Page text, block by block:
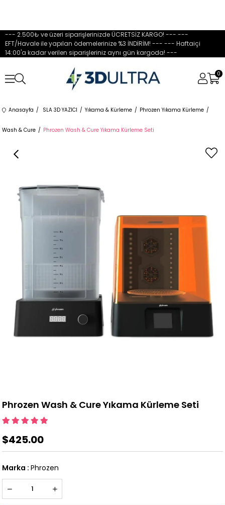
--- 2.500₺ ve üzeri siparişlerinizde ÜCRETSİZ KARGO! --- ---
EFT/Havale ile yapılan ödemelerinize %3 İNDİRİM! --- --- Haftaiçi
14:00'a kadar verilen siparişleriniz aynı gün kargoda! ---
0
Anasayfa SLA 3D YAZICI Yıkama & Kürleme Phrozen Yıkama Kürleme
Wash & Cure Phrozen Wash & Cure Yıkama Kürleme Seti
Phrozen Wash & Cure Yıkama Kürleme Seti
$425.00
Marka : Phrozen